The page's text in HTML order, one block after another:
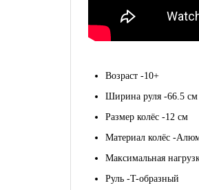
Возраст -10+
Ширина руля -66.5 см
Размер колёс -12 см
Материал колёс -
Максимальная
Руль -T-образный